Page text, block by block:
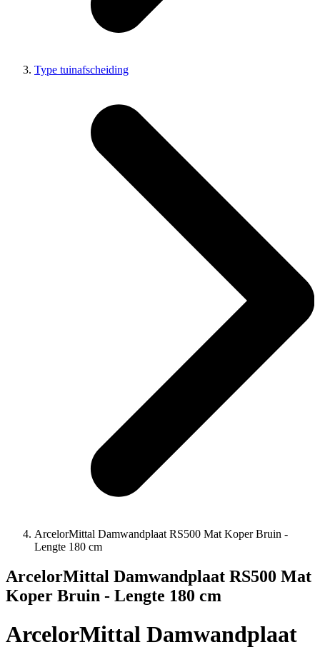
Type tuinafscheiding
ArcelorMittal Damwandplaat RS500 Mat Koper Bruin -
Lengte 180 cm
ArcelorMittal Damwandplaat RS500 Mat
Koper Bruin - Lengte 180 cm
ArcelorMittal Damwandplaat